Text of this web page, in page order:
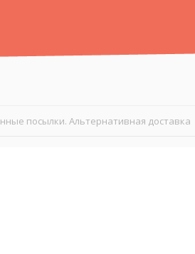
посылки. Альтернативная доставка